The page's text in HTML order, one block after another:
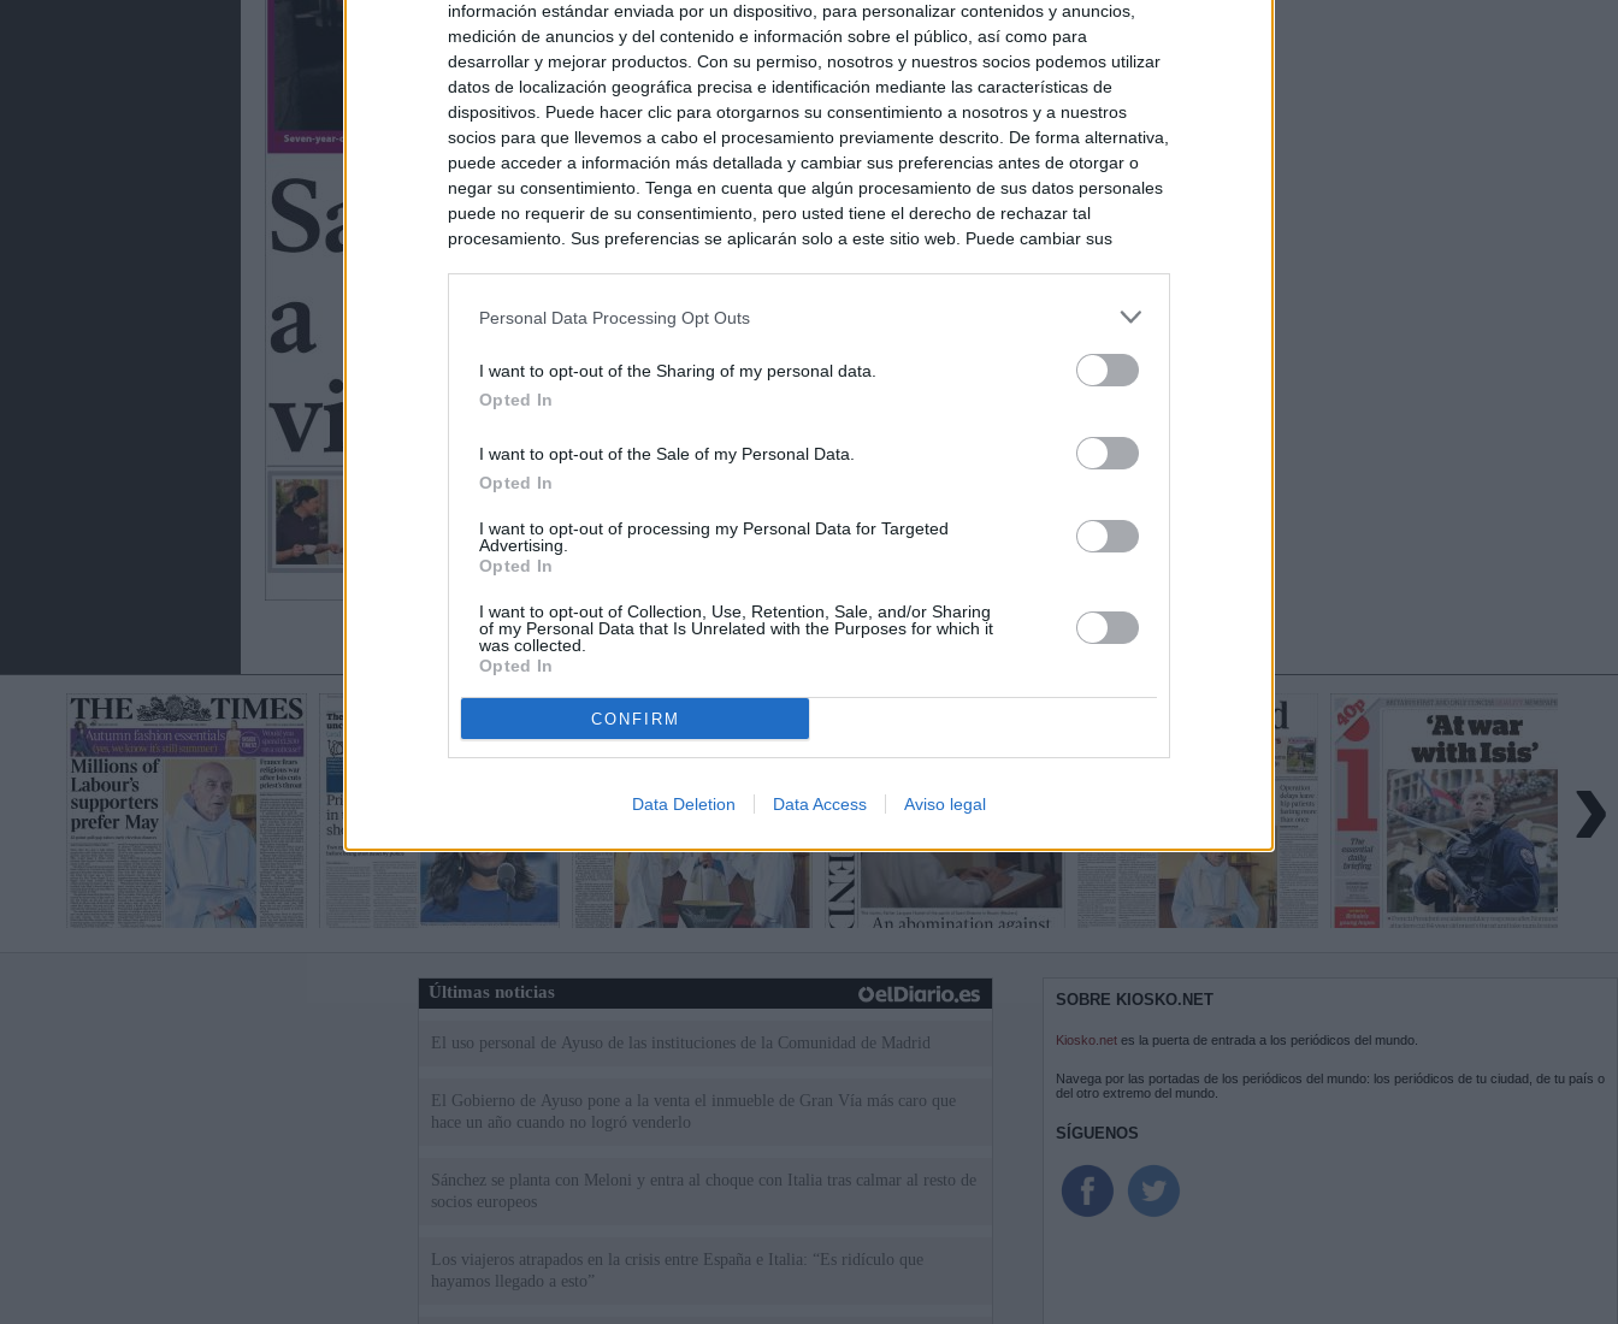
información estándar enviada por un dispositivo, para personalizar contenidos y anuncios,
medición de anuncios y del contenido e información sobre el público, así como para
desarrollar y mejorar productos. Con su permiso, nosotros y nuestros socios podemos utilizar
datos de localización geográfica precisa e identificación mediante las características de
dispositivos. Puede hacer clic para otorgarnos su consentimiento a nosotros y a nuestros
socios para que llevemos a cabo el procesamiento previamente descrito. De forma alternativa,
puede acceder a información más detallada y cambiar sus preferencias antes de otorgar o
negar su consentimiento. Tenga en cuenta que algún procesamiento de sus datos personales
puede no requerir de su consentimiento, pero usted tiene el derecho de rechazar tal
procesamiento. Sus preferencias se aplicarán solo a este sitio web. Puede cambiar sus
Personal Data Processing Opt Outs
I want to opt-out of the Sharing of my personal data.
Opted In
I want to opt-out of the Sale of my Personal Data.
Opted In
I want to opt-out of processing my Personal Data for Targeted
Advertising.
Opted In
I want to opt-out of Collection, Use, Retention, Sale, and/or Sharing
of my Personal Data that Is Unrelated with the Purposes for which it
was collected.
Opted In
CONFIRM
Data Deletion Data Access Aviso legal ›
Últimas noticias
El uso personal de Ayuso de las instituciones de la Comunidad de Madrid
El Gobierno de Ayuso pone a la venta el inmueble de Gran Vía más caro que
hace un año cuando no logró venderlo
Sánchez se planta con Meloni y entra al choque con Italia tras calmar al resto de
socios europeos
Los viajeros atrapados en la crisis entre España e Italia: “Es ridículo que
hayamos llegado a esto”
SOBRE KIOSKO.NET
Kiosko.net es la puerta de entrada a los periódicos del mundo.
Navega por las portadas de los periódicos del mundo: los periódicos de tu ciudad, de tu país o
del otro extremo del mundo.
SÍGUENOS